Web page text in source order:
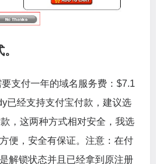
支付一年的域名服务费：$7.1
已经支持支付宝付款，建议选
，这两种方式相对安全，我选
便，安全有保证。注意：在付
解锁状态并且已经拿到原注册